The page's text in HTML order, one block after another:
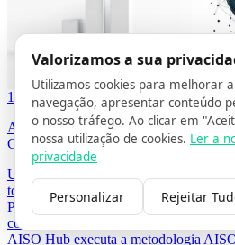
19/04/2026 4 MIN DE LEITURA
Agência de Otimização de Pesquisa
Completo 2026
Uma agência de otimização de
torna websites citáveis pelos
Perplexity, Gemini, Microsoft Copilot,
completo para 2026, com o que
AISO Hub executa a metodologia
Valorizamos a sua
Utilizamos cookies para melhorar
navegação, apresentar conteúdo
o nosso tráfego. Ao clicar em
nossa utilização de cookies. Ler a
privacidade
Personalizar Rejeitar